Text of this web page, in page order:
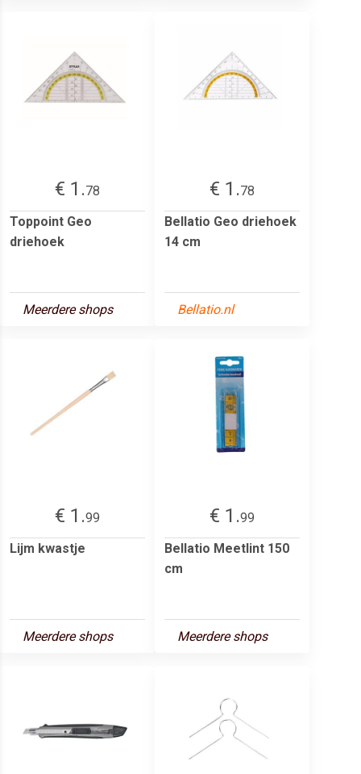
€ 1.78
Toppoint Geo
driehoek
Meerdere shops
€ 1.78
Bellatio Geo driehoek
14 cm
Bellatio.nl
€ 1.99
Lijm kwastje
Meerdere shops
€ 1.99
Bellatio Meetlint 150
cm
Meerdere shops